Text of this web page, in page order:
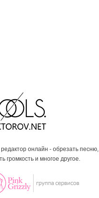
онлайн - обрезать песню,
громкость и многое другое.